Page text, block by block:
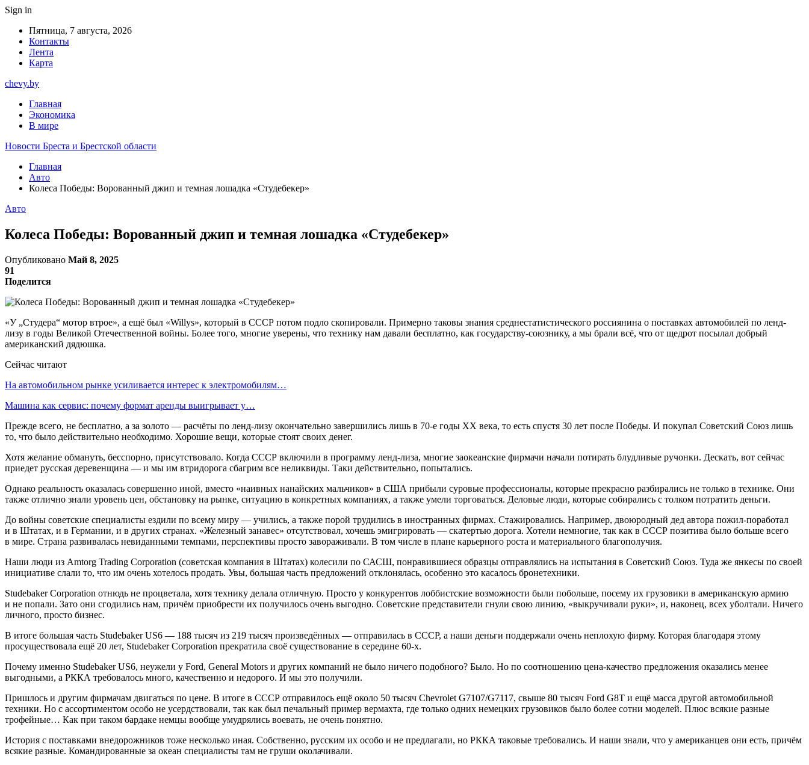
Sign in
Пятница, 7 августа, 2026
Контакты
Лента
Карта
chevy.by
Главная
Экономика
В мире
Новости Бреста и Брестской области
Главная
Авто
Колеса Победы: Ворованный джип и темная лошадка «Студебекер»
Авто
Колеса Победы: Ворованный джип и темная лошадка «Студебекер»
Опубликовано Май 8, 2025
91
Поделится
«У „Студера“ мотор втрое», а ещё был «Willys», который в СССР потом подло скопировали. Примерно таковы знания среднестатистического россиянина о поставках автомобилей по ленд-
лизу в годы Великой Отечественной войны. Более того, многие уверены, что технику нам давали бесплатно, как государству-союзнику, а мы брали всё, что от щедрот посылал добрый
американский дядюшка.
Сейчас читают
На автомобильном рынке усиливается интерес к электромобилям…
Машина как сервис: почему формат аренды выигрывает у…
Прежде всего, не бесплатно, а за золото — расчёты по ленд-лизу окончательно завершились лишь в 70-е годы ХХ века, то есть спустя 30 лет после Победы. И покупал Советский Союз лишь
то, что было действительно необходимо. Хорошие вещи, которые стоят своих денег.
Хотя желание обмануть, бесспорно, присутствовало. Когда СССР включили в программу ленд-лиза, многие заокеанские фирмачи начали потирать блудливые ручонки. Дескать, вот сейчас
приедет русская деревенщина — и мы им втридорога сбагрим все неликвиды. Таки действительно, попытались.
Однако реальность оказалась совершенно иной, вместо «наивных нанайских мальчиков» в США прибыли суровые профессионалы, которые прекрасно разбирались не только в технике. Они
также отлично знали уровень цен, обстановку на рынке, ситуацию в конкретных компаниях, а также умели торговаться. Деловые люди, которые собирались с толком потратить деньги.
До войны советские специалисты ездили по всему миру — учились, а также порой трудились в иностранных фирмах. Стажировались. Например, двоюродный дед автора пожил-поработал
и в Штатах, и в Германии, и в других странах. «Железный занавес» отсутствовал, хочешь эмигрировать — скатертью дорога. Хотели немногие, так как в СССР позитива было больше всего
в мире. Страна развивалась невиданными темпами, перспективы просто завораживали. В том числе в плане карьерного роста и материального благополучия.
Наши люди из Amtorg Trading Corporation (советская компания в Штатах) колесили по САСШ, понравившиеся образцы отправлялись на испытания в Советский Союз. Туда же янкесы по своей
инициативе слали то, что им очень хотелось продать. Увы, большая часть предложений отклонялась, особенно это касалось бронетехники.
Studebaker Corporation отнюдь не процветала, хотя технику делала отличную. Просто у конкурентов лоббистские возможности были побольше, посему их грузовики в американскую армию
и не попали. Зато они сгодились нам, причём приобрести их получилось очень выгодно. Советские представители гнули свою линию, «выкручивали руки», и, наконец, всех уболтали. Ничего
личного, просто бизнес.
В итоге большая часть Studebaker US6 — 188 тысяч из 219 тысяч произведённых — отправилась в СССР, а наши деньги поддержали очень неплохую фирму. Которая благодаря этому
просуществовала ещё 20 лет, Studebaker Corporation прекратила своё существование в середине 60-х.
Почему именно Studebaker US6, неужели у Ford, General Motors и других компаний не было ничего подобного? Было. Но по соотношению цена-качество предложения оказались менее
выгодными, а РККА требовалось много, качественно и недорого. И мы это получили.
Пришлось и другим фирмачам двигаться по цене. В итоге в СССР отправилось ещё около 50 тысяч Chevrolet G7107/G7117, свыше 80 тысяч Ford G8T и ещё масса другой автомобильной
техники. Но с ассортиментом особо не усердствовали, так как был печальный пример вермахта, где только одних немецких грузовиков было более сотни моделей. Плюс всякие разные
трофейные… Как при таком бардаке немцы вообще умудрялись воевать, не очень понятно.
История с поставками внедорожников тоже несколько иная. Собственно, русским их особо и не предлагали, но РККА таковые требовались. И наши знали, что у американцев они есть, причём
всякие разные. Командированные за океан специалисты там не груши околачивали.